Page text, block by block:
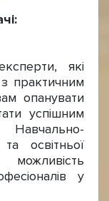
які
практичним
опанувати
успішним
освітньої
у